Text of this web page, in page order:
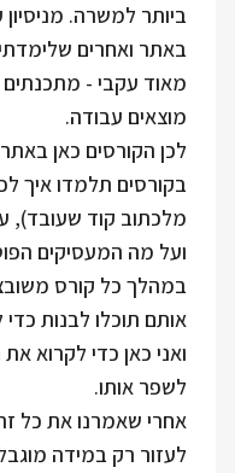
ביותר למשרה.
באתר ואחרים
מאוד עקבי -
מוצאים עבודה.
לכן הקורסים כאן
בקורסים תלמדו איך
מלכתוב קוד שעובד),
ועל מה המעסיקים
במהלך כל קורס
אותם תוכלו לבנות
ואני כאן כדי לקרוא
לשפר אותו.
אחרי שאמרנו את כל
לעזור רק במידה